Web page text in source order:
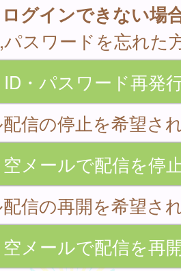
ログインできない場
パスワードを忘れた
ID・パスワード再発
信の停止を希望さ
空メールで配信を停
配信の再開を希望さ
空メールで配信を再